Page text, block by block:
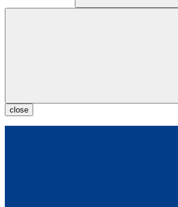
close